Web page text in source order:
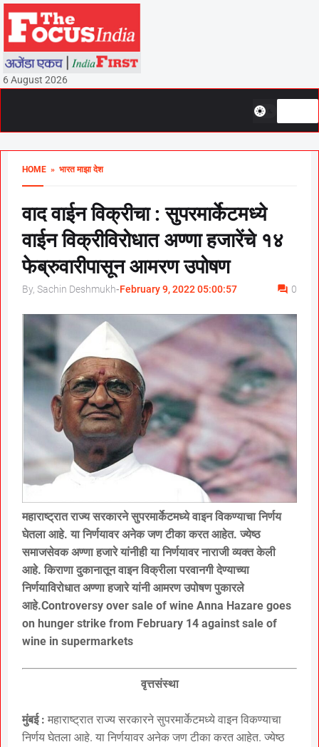
6 August 2026
HOME » भारत माझा देश
वाद वाईन विक्रीचा : सुपरमार्केटमध्ये
वाईन विक्रीविरोधात अण्णा हजारेंचे १४
फेब्रुवारीपासून आमरण उपोषण
By, Sachin Deshmukh-February 9, 2022 05:00:57 0
महाराष्ट्रात राज्य सरकारने सुपरमार्केटमध्ये वाइन विकण्याचा निर्णय
घेतला आहे. या निर्णयावर अनेक जण टीका करत आहेत. ज्येष्ठ
समाजसेवक अण्णा हजारे यांनीही या निर्णयावर नाराजी व्यक्त केली
आहे. किराणा दुकानातून वाइन विक्रीला परवानगी देण्याच्या
निर्णयाविरोधात अण्णा हजारे यांनी आमरण उपोषण पुकारले
आहे.Controversy over sale of wine Anna Hazare goes
on hunger strike from February 14 against sale of
wine in supermarkets
वृत्तसंस्था
मुंबई : महाराष्ट्रात राज्य सरकारने सुपरमार्केटमध्ये वाइन विकण्याचा
निर्णय घेतला आहे. या निर्णयावर अनेक जण टीका करत आहेत. ज्येष्ठ